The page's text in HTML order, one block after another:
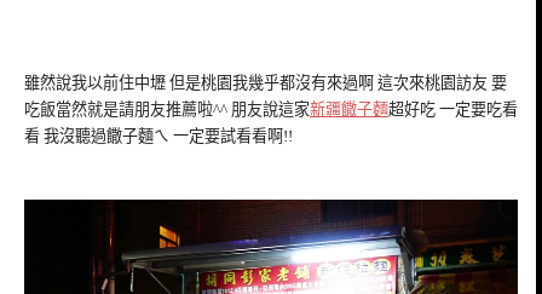
雖然說我以前住中壢 但是桃園我幾乎都沒有來過啊 這次來桃園訪友 要
吃飯當然就是請朋友推薦啦^^ 朋友說這家新疆饊子麵超好吃 一定要吃看
看 我沒聽過饊子麵ㄟ 一定要試看看啊!!